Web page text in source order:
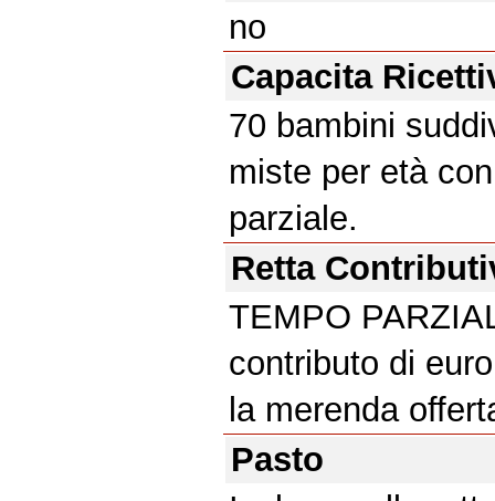
no
Capacita
70 bambini
miste per età
parziale.
Retta
TEMPO
contributo di
la merenda
Pasto